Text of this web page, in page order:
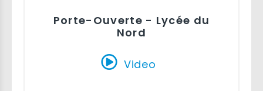
Porte-Ouverte - Lycée du
Nord
Video